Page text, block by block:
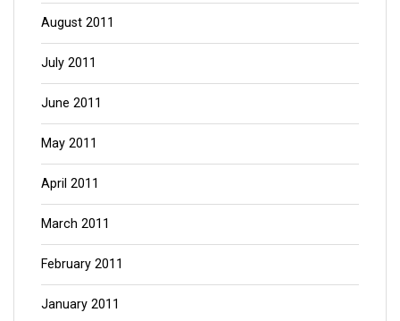
August 2011
July 2011
June 2011
May 2011
April 2011
March 2011
February 2011
January 2011